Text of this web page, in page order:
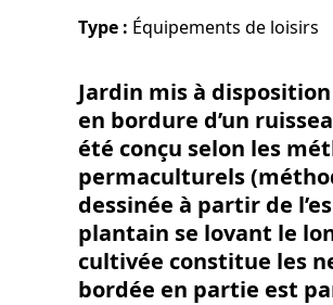
Type : Équipements de loisirs
Jardin mis à
en bordure d’un
été conçu selon les
permaculturels
dessinée à partir de
plantain se lovant le
cultivée constitue les
bordée en partie est